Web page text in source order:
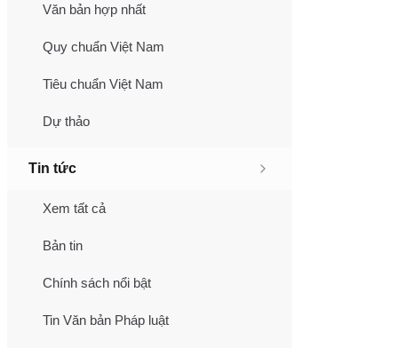
Văn bản hợp nhất
Quy chuẩn Việt Nam
Tiêu chuẩn Việt Nam
Dự thảo
Tin tức
Xem tất cả
Bản tin
Chính sách nổi bật
Tin Văn bản Pháp luật